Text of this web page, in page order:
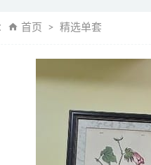
首页 精选单套